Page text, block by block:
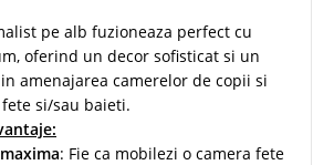
pe alb fuzioneaza perfect cu
oferind un decor sofisticat si un
amenajarea camerelor de copii si
si/sau baieti.
: Fie ca mobilezi o camera fete